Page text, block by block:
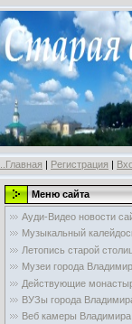
..Главная | Регистрация |
Меню сайта
Ауди-Видео новости
Музыкальный
Летопись старой
Музеи города
Действующие
ВУЗы города
Веб камеры Владимира